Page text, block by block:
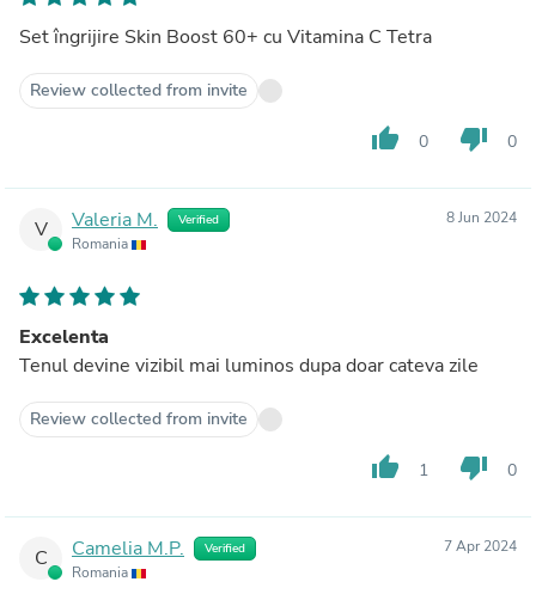
Set îngrijire Skin Boost 60+ cu Vitamina C Tetra
Review collected from invite
thumb_up 0 thumb_down 0
V Valeria M. Verified
Romania
8 Jun 2024
Excelenta
Tenul devine vizibil mai luminos dupa doar cateva zile
Review collected from invite
thumb_up 1 thumb_down 0
C Camelia M.P. Verified
Romania
7 Apr 2024